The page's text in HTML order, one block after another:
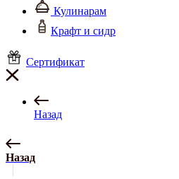
Кулинарам
Крафт и сидр
Сертификат
Назад
Назад